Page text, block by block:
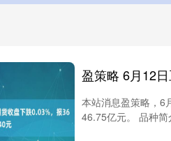
盈策略 6月12
本站消息盈策略，6
46.75亿元。 品种